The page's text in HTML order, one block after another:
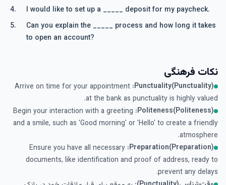
I would like to set up a _____ deposit for my paycheck.
Can you explain the _____ process and how long it takes
to open an account?
نکات فرهنگی
Punctuality(Punctuality):
Arrive on time for your appointment
at the bank as punctuality is highly valued.
Politeness(Politeness):
Begin your interaction with a greeting
and a smile, such as 'Good morning' or 'Hello' to create a friendly
atmosphere.
Preparation(Preparation):
Ensure you have all necessary
documents, like identification and proof of address, ready to
prevent any delays.